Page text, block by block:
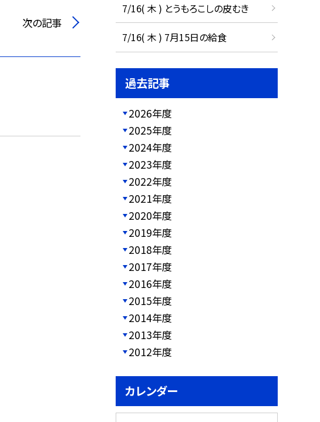
次の記事
7/16( 木 ) とうもろこしの皮むき
7/16( 木 ) 7月15日の給食
過去記事
2026年度
2025年度
2024年度
2023年度
2022年度
2021年度
2020年度
2019年度
2018年度
2017年度
2016年度
2015年度
2014年度
2013年度
2012年度
カレンダー